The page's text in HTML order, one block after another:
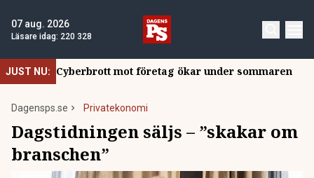
07 aug. 2026
Läsare idag: 220 328
JUST NU: Cyberbrott mot företag ökar under sommaren
Dagensps.se Privatekonomi
Dagstidningen säljs – ”skakar om
branschen”